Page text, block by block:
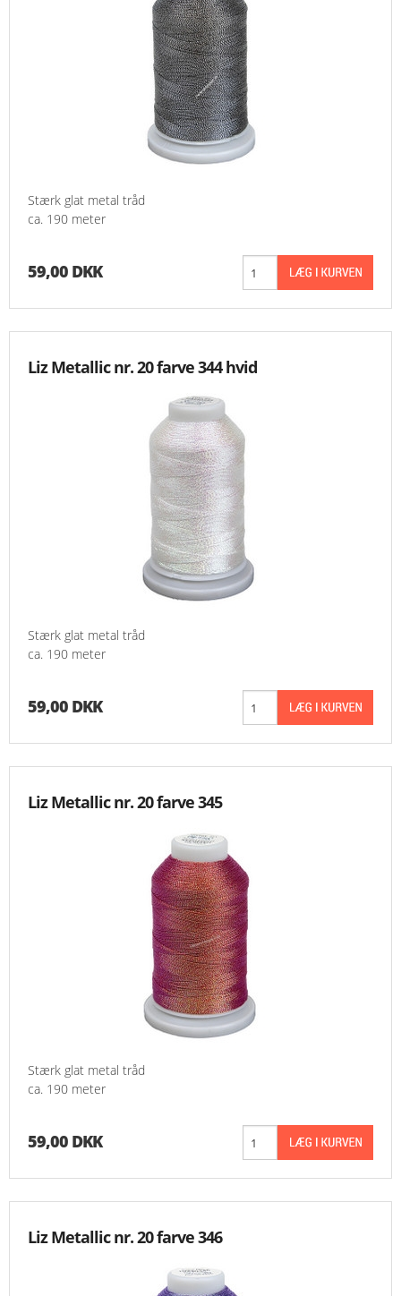
Stærk glat metal tråd
ca. 190 meter
59,00 DKK
Liz Metallic nr. 20 farve 344 hvid
Stærk glat metal tråd
ca. 190 meter
59,00 DKK
Liz Metallic nr. 20 farve 345
Stærk glat metal tråd
ca. 190 meter
59,00 DKK
Liz Metallic nr. 20 farve 346